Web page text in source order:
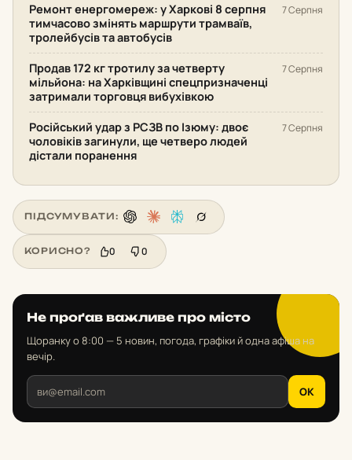
Ремонт енергомереж: у Харкові 8 серпня
тимчасово змінять маршрути трамваїв,
тролейбусів та автобусів
7 Серпня
Продав 172 кг тротилу за четверту
мільйона: на Харківщині спецпризначенці
затримали торговця вибухівкою
7 Серпня
Російський удар з РСЗВ по Ізюму: двоє
чоловіків загинули, ще четверо людей
дістали поранення
7 Серпня
ПІДСУМУВАТИ:
КОРИСНО? 0 0
Не проґав важливе про місто
Щоранку о 8:00 — 5 новин, погода, графіки й одна афіша на
вечір.
OK